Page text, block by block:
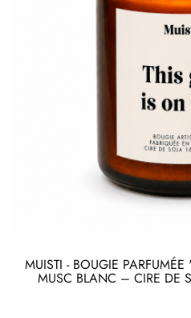
MUISTI - BOUGIE
MUSC BLANC – CIRE DE